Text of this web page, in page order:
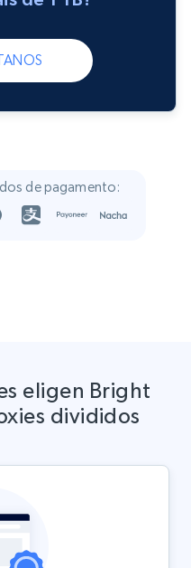
de pagamento:
eligen Bright
divididos